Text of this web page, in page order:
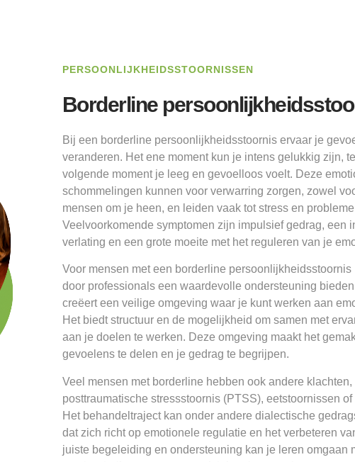
PERSOONLIJKHEIDSSTOORNISSEN
Borderline
Bij een borderline persoonlijkheidsstoornis ervaar je
veranderen. Het ene moment kun je intens gelukkig zijn,
volgende moment je leeg en gevoelloos voelt. Deze
schommelingen kunnen voor verwarring zorgen, zowel
mensen om je heen, en leiden vaak tot stress en
Veelvoorkomende symptomen zijn impulsief gedrag, een
verlating en een grote moeite met het reguleren van je
Voor mensen met een borderline
door professionals een waardevolle ondersteuning
creëert een veilige omgeving waar je kunt werken aan
Het biedt structuur en de mogelijkheid om samen met
aan je doelen te werken. Deze omgeving maakt het
gevoelens te delen en je gedrag te begrijpen.
Veel mensen met borderline hebben ook andere klachten,
posttraumatische stressstoornis (PTSS), eetstoornissen
Het behandeltraject kan onder andere dialectische
dat zich richt op emotionele regulatie en het verbeteren
juiste begeleiding en ondersteuning kan je leren omgaan